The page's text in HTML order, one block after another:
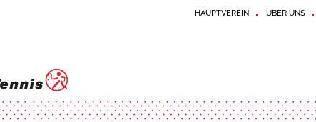
HAUPTVEREIN ÜBER UNS